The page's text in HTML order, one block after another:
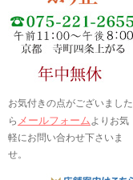
お気付きの点がございました
ら メールフォームよりお気
軽にお問い合わせ下さいま
せ。